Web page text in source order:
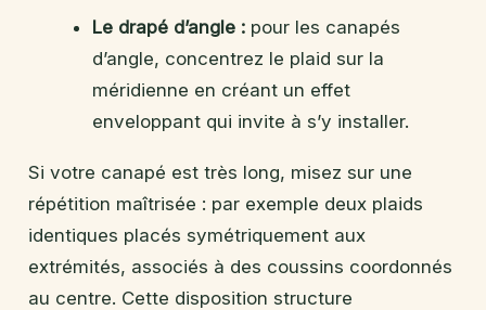
Le drapé d’angle :pour les canapés
d’angle, concentrez le plaid sur la
méridienne en créant un effet
enveloppant qui invite à s’y installer.
Si votre canapé est très long, misez sur une
répétition maîtrisée : par exemple deux plaids
identiques placés symétriquement aux
extrémités, associés à des coussins coordonnés
au centre. Cette disposition structure